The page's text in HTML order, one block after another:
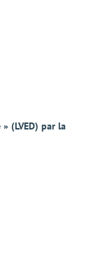
» (LVED) par la